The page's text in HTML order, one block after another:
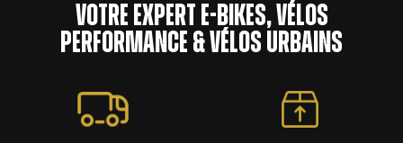
Votre expert e-bikes, vélos
performance & vélos urbains